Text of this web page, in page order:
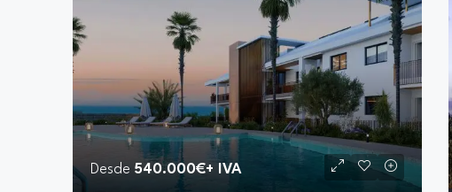
Desde 540.000€+ IVA